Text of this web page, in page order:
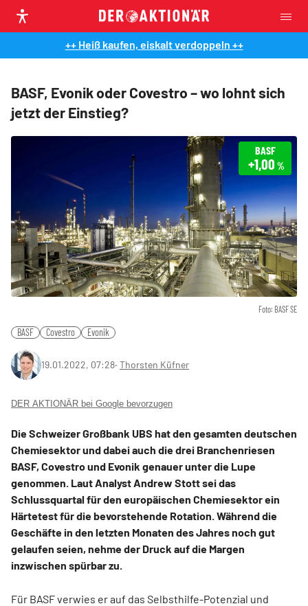
++ Heiß kaufen, eiskalt verdoppeln ++
BASF, Evonik oder Covestro – wo lohnt sich
jetzt der Einstieg?
Foto: BASF SE
BASF
+1,00 %
BASF Covestro Evonik
19.01.2022, 07:28‧ Thorsten Küfner
DER AKTIONÄR bei Google bevorzugen
Die Schweizer Großbank UBS hat den gesamten deutschen
Chemiesektor und dabei auch die drei Branchenriesen
BASF, Covestro und Evonik genauer unter die Lupe
genommen. Laut Analyst Andrew Stott sei das
Schlussquartal für den europäischen Chemiesektor ein
Härtetest für die bevorstehende Rotation. Während die
Geschäfte in den letzten Monaten des Jahres noch gut
gelaufen seien, nehme der Druck auf die Margen
inzwischen spürbar zu.
Für BASF verwies er auf das Selbsthilfe-Potenzial und